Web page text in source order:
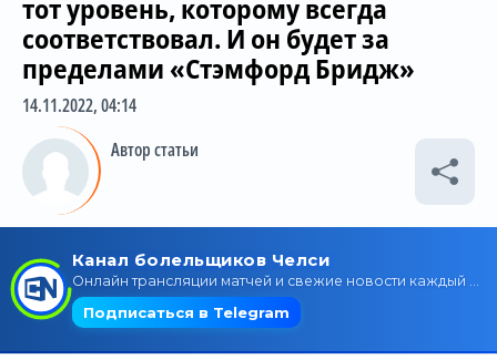
тот уровень, которому всегда
соответствовал. И он будет за
пределами «Стэмфорд Бридж»
14.11.2022, 04:14
Автор статьи
Слухи
История Челси
Статистика
Календарь игр
Состав команды
Поиск по сайту
Трансляции